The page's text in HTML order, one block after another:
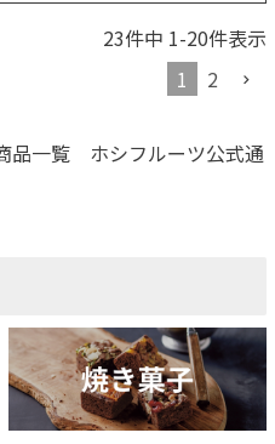
23件中 1-20件表示
1
2
品一覧 ホシフルーツ公式通